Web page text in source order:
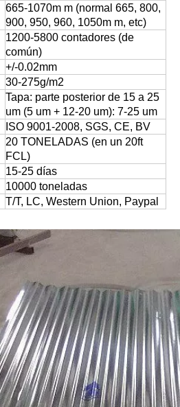
665-1070m m (normal 665, 800,
900, 950, 960, 1050m m, etc)
1200-5800 contadores (de
común)
+/-0.02mm
30-275g/m2
Tapa: parte posterior de 15 a 25
um (5 um + 12-20 um): 7-25 um
ISO 9001-2008, SGS, CE, BV
20 TONELADAS (en un 20ft
FCL)
15-25 días
10000 toneladas
T/T, LC, Western Union, Paypal